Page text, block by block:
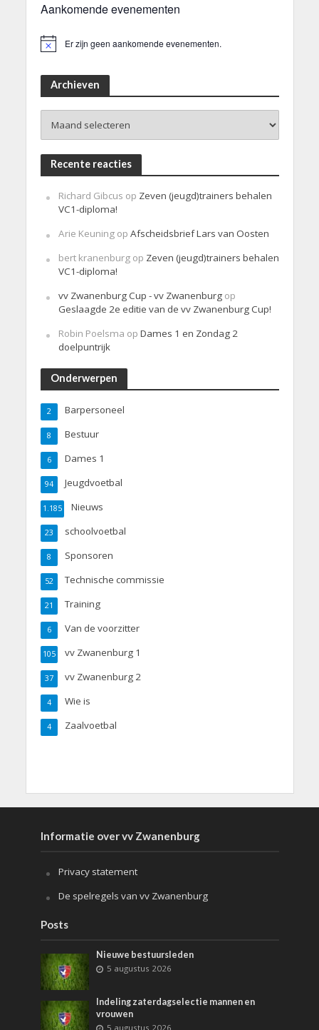
Aankomende evenementen
Er zijn geen aankomende evenementen.
Archieven
Recente reacties
Richard Gibcus op Zeven (jeugd)trainers behalen
VC1-diploma!
Arie Keuningop Afscheidsbrief Lars van Oosten
bert kranenburgop Zeven (jeugd)trainers behalen
VC1-diploma!
vv Zwanenburg Cup - vv Zwanenburgop
Geslaagde 2e editie van de vv Zwanenburg Cup!
Robin Poelsma op Dames 1 en Zondag 2
doelpuntrijk
Onderwerpen
Barpersoneel
2
Bestuur
8
Dames 1
6
Jeugdvoetbal
94
Nieuws
1.185
schoolvoetbal
23
Sponsoren
8
Technische commissie
52
Training
21
Van de voorzitter
6
vv Zwanenburg 1
105
vv Zwanenburg 2
37
Wie is
4
Zaalvoetbal
4
Informatie over vv Zwanenburg
Privacy statement
De spelregels van vv Zwanenburg
Posts
Nieuwe bestuursleden
5 augustus 2026
Indeling zaterdagselectie mannen en
vrouwen
5 augustus 2026